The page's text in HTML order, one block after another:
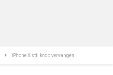
iPhone X stil knop vervangen